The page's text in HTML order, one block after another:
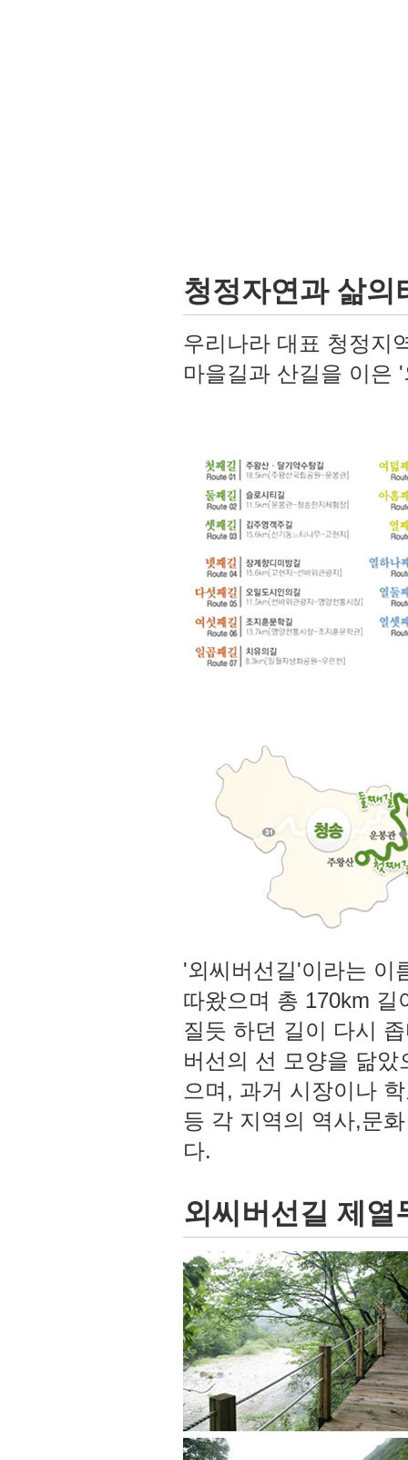
청정자연과 삶
우리나라 대표 청정지
마을길과 산길을 이은
'외씨버선길'이라는 이
따왔으며 총 170km
질듯 하던 길이 다시
버선의 선 모양을 닮
으며, 과거 시장이나
등 각 지역의 역사,문
다.
외씨버선길 제열